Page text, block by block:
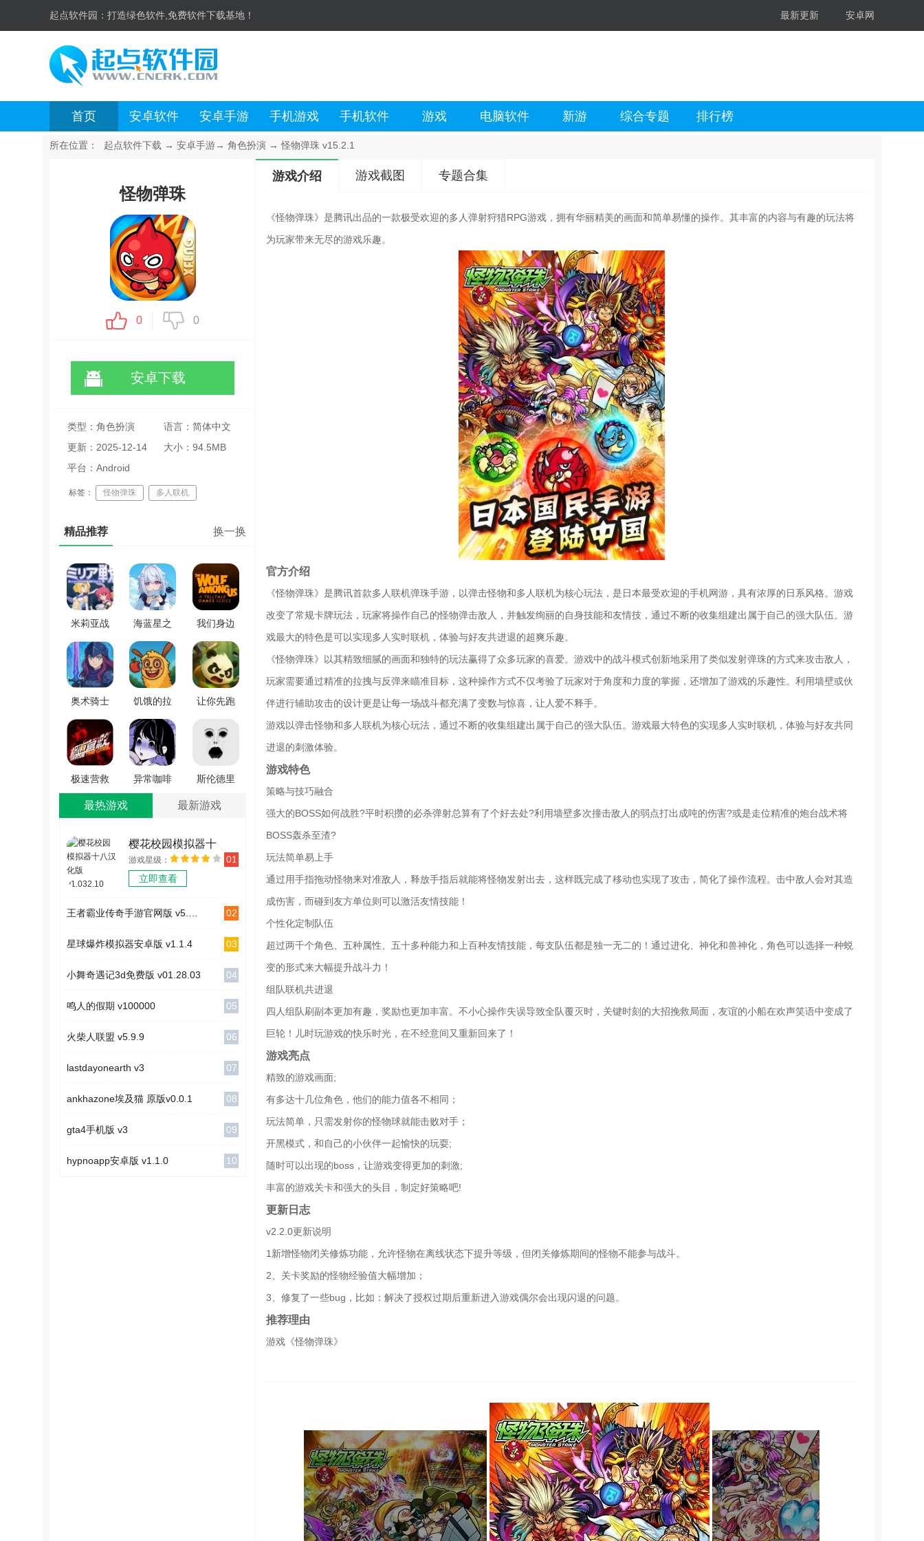
起点软件园： 打造绿色软件,免费软件下载基地！ 最新更新 安卓网
首页 安卓软件 安卓手游 手机游戏 手机软件 游戏 电脑软件 新游 综合专题 排行榜
所在位置： 起点软件下载 → 安卓手游→ 角色扮演 →怪物弹珠 v15.2.1
怪物弹珠
0 0
安卓下载
类型：角色扮演
语言：简体中文
更新：2025-12-14
04:46:24
大小：94.5MB
平台：Android
标签： 怪物弹珠 多人联机
精品推荐 换一换
米莉亚战
记dx游戏
正版 v1.0
海蓝星之
梦安卓直
装版
v0.3.70
我们身边
的狼官方
版 v1.21
奥术骑士
免费原版
v1.00.066
饥饿的拉
姆2游戏安
装包 v3
让你先跑
绿色版
v1.0.6
极速营救
游戏绿色
版 v3.1.2
异常咖啡
机手游无
0.3
斯伦德里
最热游戏 最新游戏
樱花校园模拟器十
八汉化版 v1.032.10
游戏星级：
立即查看
01
02
星球爆炸模拟器安卓版 v1.1.4 03
小舞奇遇记3d免费版 v01.28.03 04
鸣人的假期 v100000 05
火柴人联盟 v5.9.9 06
lastdayonearth v3 07
ankhazone埃及猫 原版v0.0.1 08
gta4手机版 v3 09
hypnoapp安卓版 v1.1.0 10
游戏介绍 游戏截图 专题合集
《怪物弹珠》是腾讯出品的一款极受欢迎的多人弹射狩猎RPG游戏，拥有华丽精美的画面和简单易懂的操作。其丰富的内容与有趣的玩法将
为玩家带来无尽的游戏乐趣。
官方介绍
《怪物弹珠》是腾讯首款多人联机弹珠手游，以弹击怪物和多人联机为核心玩法，是日本最受欢迎的手机网游，具有浓厚的日系风格。游戏
改变了常规卡牌玩法，玩家将操作自己的怪物弹击敌人，并触发绚丽的自身技能和友情技，通过不断的收集组建出属于自己的强大队伍。游
戏最大的特色是可以实现多人实时联机，体验与好友共进退的超爽乐趣。
《怪物弹珠》以其精致细腻的画面和独特的玩法赢得了众多玩家的喜爱。游戏中的战斗模式创新地采用了类似发射弹珠的方式来攻击敌人，
玩家需要通过精准的拉拽与反弹来瞄准目标，这种操作方式不仅考验了玩家对于角度和力度的掌握，还增加了游戏的乐趣性。利用墙壁或伙
伴进行辅助攻击的设计更是让每一场战斗都充满了变数与惊喜，让人爱不释手。
游戏以弹击怪物和多人联机为核心玩法，通过不断的收集组建出属于自己的强大队伍。游戏最大特色的实现多人实时联机，体验与好友共同
进退的刺激体验。
游戏特色
策略与技巧融合
强大的BOSS如何战胜?平时积攒的必杀弹射总算有了个好去处?利用墙壁多次撞击敌人的弱点打出成吨的伤害?或是走位精准的炮台战术将
BOSS轰杀至渣?
玩法简单易上手
通过用手指拖动怪物来对准敌人，释放手指后就能将怪物发射出去，这样既完成了移动也实现了攻击，简化了操作流程。击中敌人会对其造
成伤害，而碰到友方单位则可以激活友情技能！
个性化定制队伍
超过两千个角色、五种属性、五十多种能力和上百种友情技能，每支队伍都是独一无二的！通过进化、神化和兽神化，角色可以选择一种蜕
变的形式来大幅提升战斗力！
组队联机共进退
四人组队刷副本更加有趣，奖励也更加丰富。不小心操作失误导致全队覆灭时，关键时刻的大招挽救局面，友谊的小船在欢声笑语中变成了
巨轮！儿时玩游戏的快乐时光，在不经意间又重新回来了！
游戏亮点
精致的游戏画面;
有多达十几位角色，他们的能力值各不相同；
玩法简单，只需发射你的怪物球就能击败对手；
开黑模式，和自己的小伙伴一起愉快的玩耍;
随时可以出现的boss，让游戏变得更加的刺激;
丰富的游戏关卡和强大的头目，制定好策略吧!
更新日志
v2.2.0更新说明
1新增怪物闭关修炼功能，允许怪物在离线状态下提升等级，但闭关修炼期间的怪物不能参与战斗。
2、关卡奖励的怪物经验值大幅增加；
3、修复了一些bug，比如：解决了授权过期后重新进入游戏偶尔会出现闪退的问题。
推荐理由
游戏《怪物弹珠》